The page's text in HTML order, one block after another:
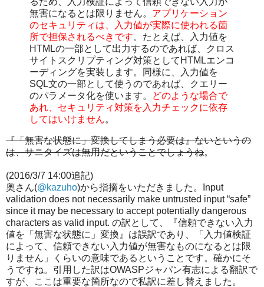
無害になるとは限りません。 アプリケーション
のセキュリティは、入力値が実際に使われる箇
所で担保されるべきです。たとえば、入力値を
HTMLの一部として出力するのであれば、クロス
サイトスクリプティング対策としてHTMLエンコ
ーディングを実装します。同様に、入力値を
SQL文の一部として使うのであれば、クエリー
のパラメータ化を使います。
どのような場合で
あれ、セキュリティ対策を入力チェックに依存
してはいけません。
『「無害な状態に」変換してしまう必要は』ないというの
は、サニタイズは無用だということでしょうね。
(2016/3/7 14:00追記)
奥さん(@kazuho)から指摘をいただきました。Input
validation does not necessarily make untrusted input “safe”
since it may be necessary to accept potentially dangerous
characters as valid input. の訳として、『信頼できない入力
値を「無害な状態に」変換』は誤訳であり、「入力値検証
によって、信頼できない入力値が無害なものになるとは限
りません」くらいの意味であるということです。確かにそ
うですね。引用した訳はOWASPジャパン有志による翻訳で
すが、ここは重要な箇所なので私訳に差し替えました。